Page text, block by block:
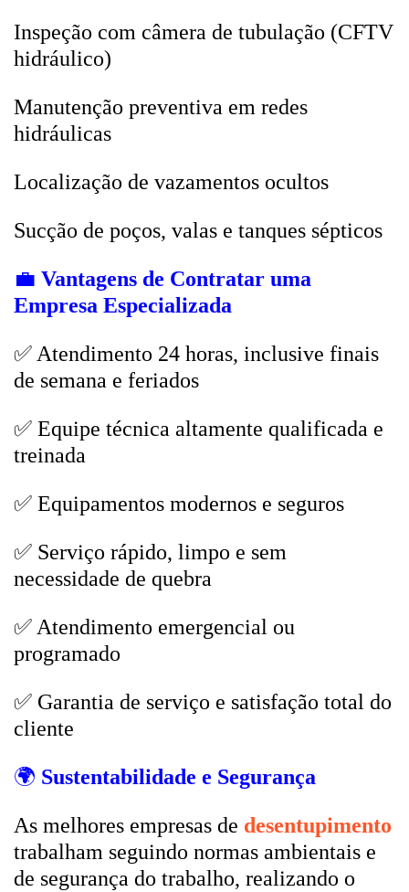
Inspeção com câmera de tubulação (CFTV
hidráulico)
Manutenção preventiva em redes
hidráulicas
Localização de vazamentos ocultos
Sucção de poços, valas e tanques sépticos
💼 Vantagens de Contratar uma
Empresa Especializada
✅ Atendimento 24 horas, inclusive finais
de semana e feriados
✅ Equipe técnica altamente qualificada e
treinada
✅ Equipamentos modernos e seguros
✅ Serviço rápido, limpo e sem
necessidade de quebra
✅ Atendimento emergencial ou
programado
✅ Garantia de serviço e satisfação total do
cliente
🌍 Sustentabilidade e Segurança
As melhores empresas de desentupimento
trabalham seguindo normas ambientais e
de segurança do trabalho, realizando o